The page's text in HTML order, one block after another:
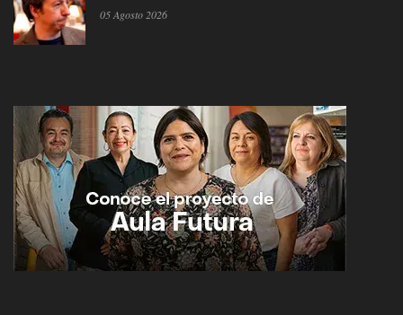
05 Agosto 2026